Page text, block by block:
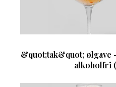
&quot;tak&quot; ølgave
alkoholfri